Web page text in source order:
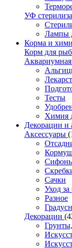
УФ
Лампы
Корма и
Корм для
Тесты
Химия
Декорации и
Аксессуары
Сачки
Уход
Разное
Декорации